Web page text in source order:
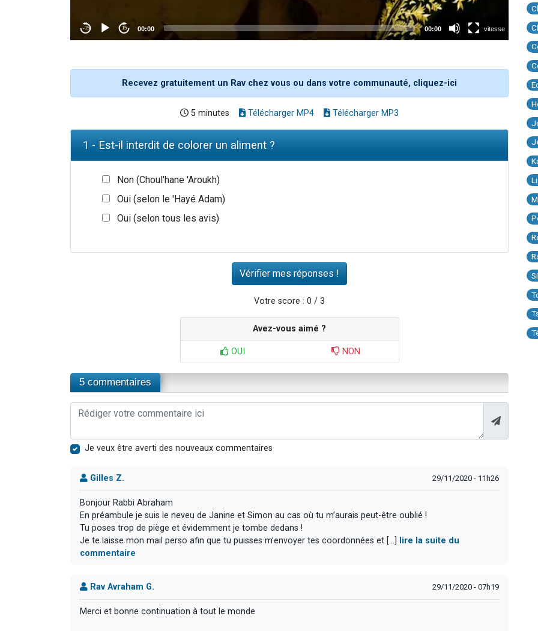
Recevez gratuitement un Rav chez vous ou dans votre communauté, cliquez-ici
5 minutes Télécharger MP4 Télécharger MP3
1 - Est-il interdit de colorer un aliment ?
Non (Choul'hane 'Aroukh)
Oui (selon le 'Hayé Adam)
Oui (selon tous les avis)
Votre score : 0 / 3
Avez-vous aimé ?
OUI NON
5 commentaires
Je veux être averti des nouveaux commentaires
Gilles Z. 29/11/2020 - 11h26
Bonjour Rabbi Abraham
En préambule je suis le neveu de Janine et Simon au cas où tu m’aurais peut-être oublié !
Tu poses trop de piège et évidemment je tombe dedans !
Je te laisse mon mail perso afin que tu puisses m’envoyer tes coordonnées et [...]
lire la suite du
commentaire
Rav Avraham G. 29/11/2020 - 07h19
Merci et bonne continuation à tout le monde